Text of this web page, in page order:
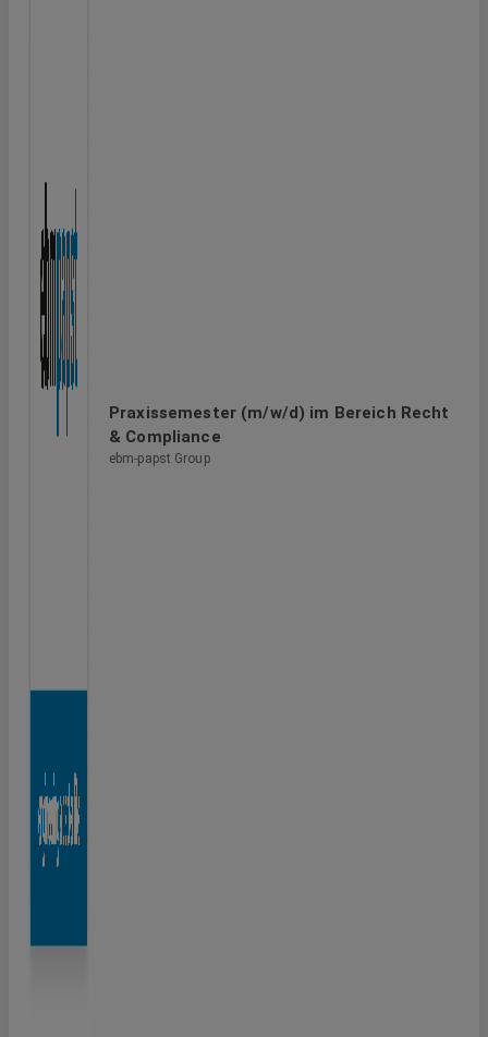
Praxissemester (m/w/d) im Bereich Recht
& Compliance
ebm-papst Group